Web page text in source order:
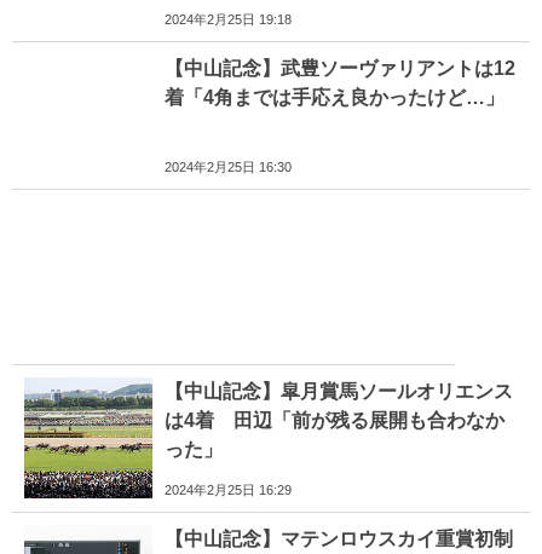
2024年2月25日 19:18
【中山記念】武豊ソーヴァリアントは12
着「4角までは手応え良かったけど…」
2024年2月25日 16:30
【中山記念】皐月賞馬ソールオリエンス
は4着 田辺「前が残る展開も合わなか
った」
2024年2月25日 16:29
【中山記念】マテンロウスカイ重賞初制